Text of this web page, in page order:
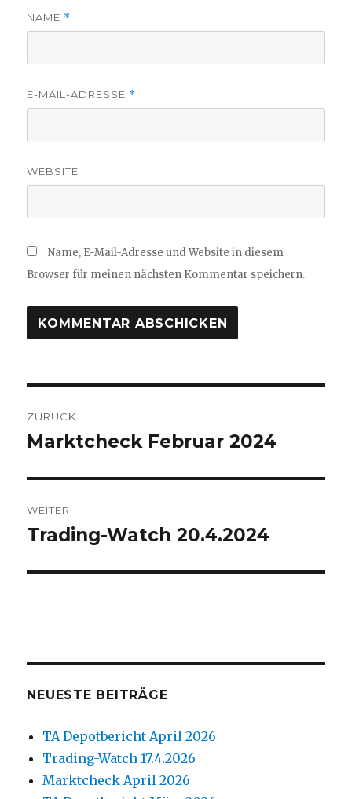
NAME *
E-MAIL-ADRESSE *
WEBSITE
Name, E-Mail-Adresse und Website in diesem
Browser für meinen nächsten Kommentar speichern.
ZURÜCK
Vorheriger
Marktcheck Februar 2024
WEITER
Nächster
Trading-Watch 20.4.2024
NEUESTE BEITRÄGE
TA Depotbericht April 2026
Trading-Watch 17.4.2026
Marktcheck April 2026